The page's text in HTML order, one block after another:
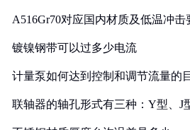
A516Gr70对应国内材质及低温冲击
镀镍钢带可以过多少电流
计量泵如何达到控制和调节流量的
联轴器的轴孔形式有三种：Y型、J